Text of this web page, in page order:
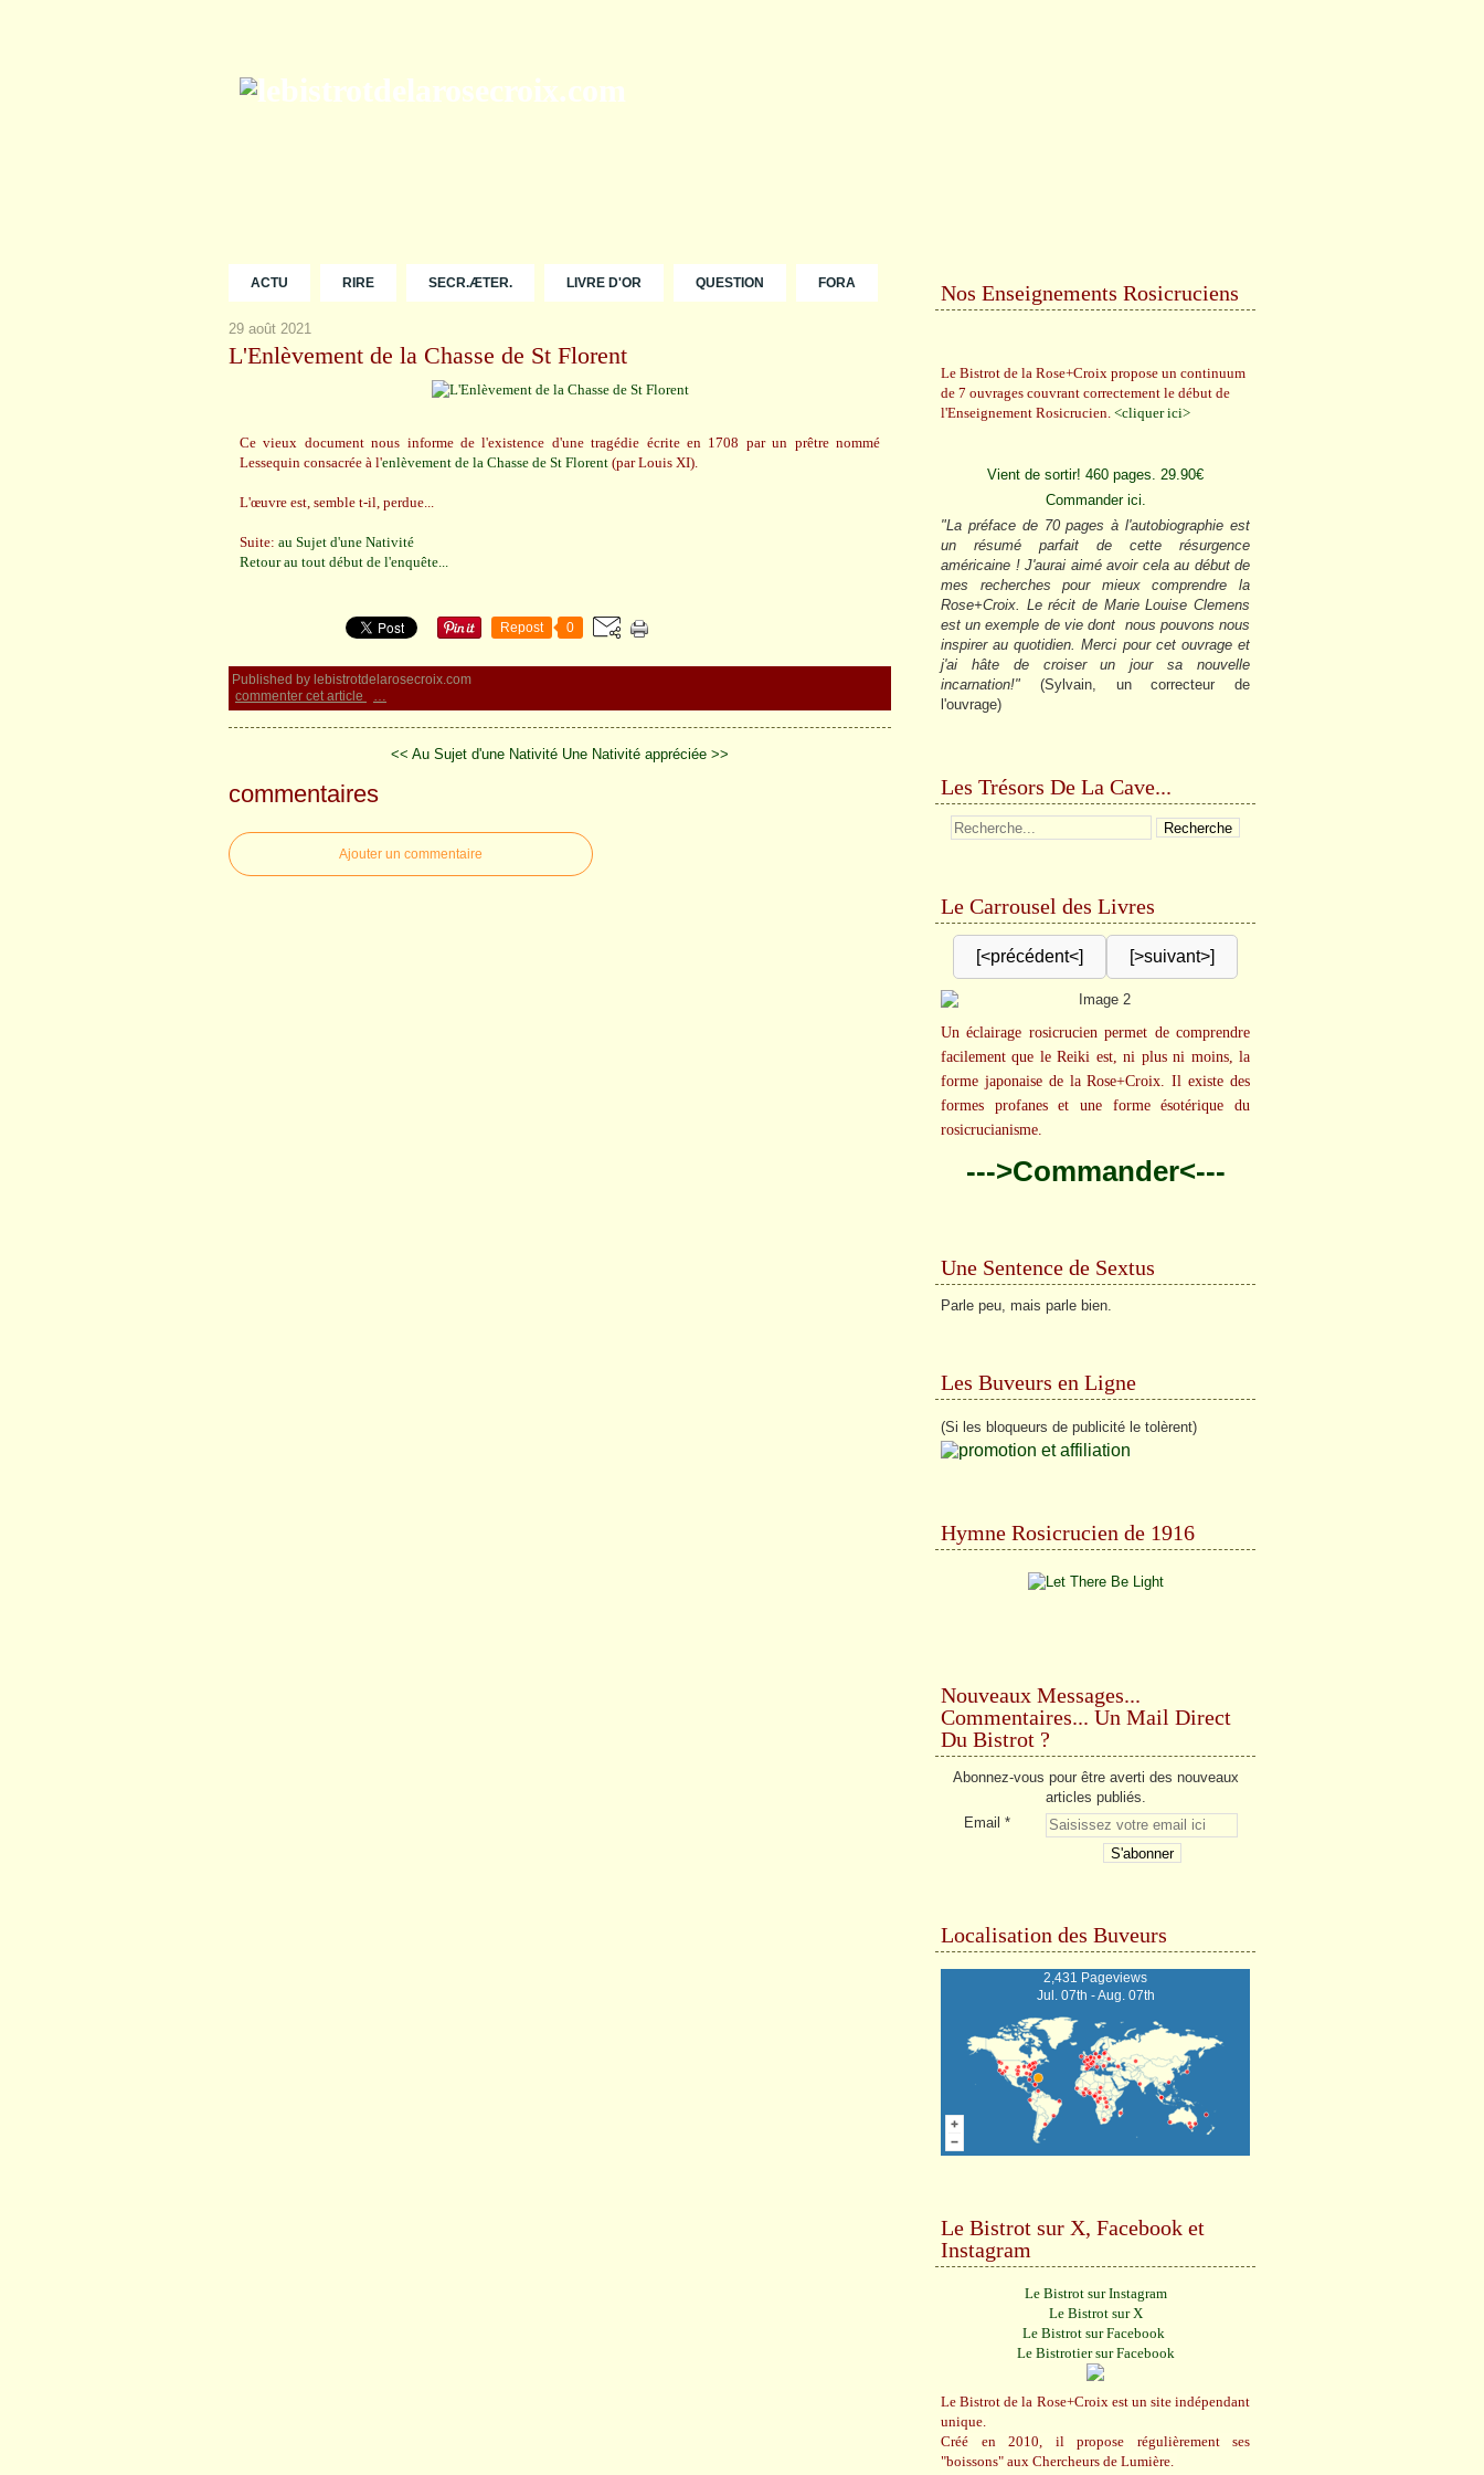
ACTU RIRE SECR.ÆTER. LIVRE D'OR QUESTION FORA
29 août 2021
L'Enlèvement de la Chasse de St Florent
Ce vieux document nous informe de l'existence d'une tragédie écrite en 1708 par un prêtre nommé
Lessequin consacrée à l'enlèvement de la Chasse de St Florent (par Louis XI).
L'œuvre est, semble t-il, perdue...
Suite: au Sujet d'une Nativité
Retour au tout début de l'enquête...
Repost 0
Published by lebistrotdelarosecroix.com
commenter cet article
…
<< Au Sujet d'une Nativité Une Nativité appréciée >>
commentaires
Ajouter un commentaire
Nos Enseignements Rosicruciens
Le Bistrot de la Rose+Croix propose un continuum
de 7 ouvrages couvrant correctement le début de
l'Enseignement Rosicrucien. <cliquer ici>
Vient de sortir! 460 pages. 29.90€
Commander ici.
"La préface de 70 pages à l'autobiographie est
un résumé parfait de cette résurgence
américaine ! J'aurai aimé avoir cela au début de
mes recherches pour mieux comprendre la
Rose+Croix. Le récit de Marie Louise Clemens
est un exemple de vie dont nous pouvons nous
inspirer au quotidien. Merci pour cet ouvrage et
j'ai hâte de croiser un jour sa nouvelle
incarnation!" (Sylvain, un correcteur de
l'ouvrage)
Les Trésors De La Cave...
Le Carrousel des Livres
[<précédent<] [>suivant>]
Un éclairage rosicrucien permet de comprendre
facilement que le Reiki est, ni plus ni moins, la
forme japonaise de la Rose+Croix. Il existe des
formes profanes et une forme ésotérique du
rosicrucianisme.
--->Commander<---
Une Sentence de Sextus
Parle peu, mais parle bien.
Les Buveurs en Ligne
(Si les bloqueurs de publicité le tolèrent)
Hymne Rosicrucien de 1916
Nouveaux Messages...
Commentaires... Un Mail Direct
Du Bistrot ?
Abonnez-vous pour être averti des nouveaux
articles publiés.
Email
Localisation des Buveurs
2,431 Pageviews
Jul. 07th - Aug. 07th
Le Bistrot sur X, Facebook et
Instagram
Le Bistrot sur Instagram
Le Bistrot sur X
Le Bistrot sur Facebook
Le Bistrotier sur Facebook
Le Bistrot de la Rose+Croix est un site indépendant
unique.
Créé en 2010, il propose régulièrement ses
"boissons" aux Chercheurs de Lumière.